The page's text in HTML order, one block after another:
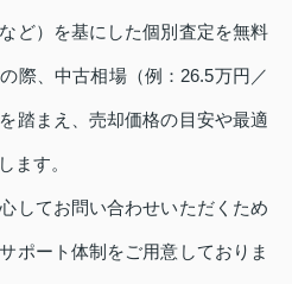
ど）を基にした個別査定を無料
際、中古相場（例：26.5万円／
踏まえ、売却価格の目安や最適
ます。
してお問い合わせいただくため
ポート体制をご用意しておりま